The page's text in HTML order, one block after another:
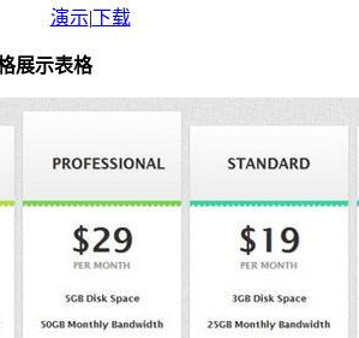
演示|下载
展示表格